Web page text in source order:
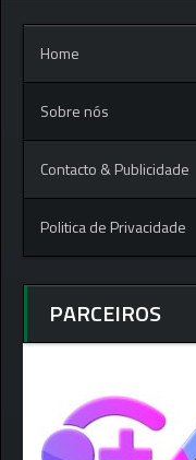
Home
Sobre nós
Contacto & Publicidade
Politica de Privacidade
PARCEIROS